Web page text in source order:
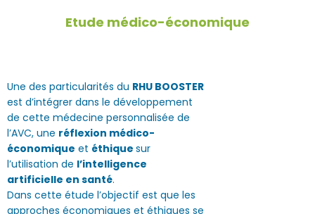
Etude médico-économique
Une des particularités du RHU BOOSTER
est d’intégrer dans le développement
de cette médecine personnalisée de
l’AVC, une réflexion médico-
économique et éthique sur
l’utilisation de l’intelligence
artificielle en santé.
Dans cette étude l’objectif est que les
approches économiques et éthiques se